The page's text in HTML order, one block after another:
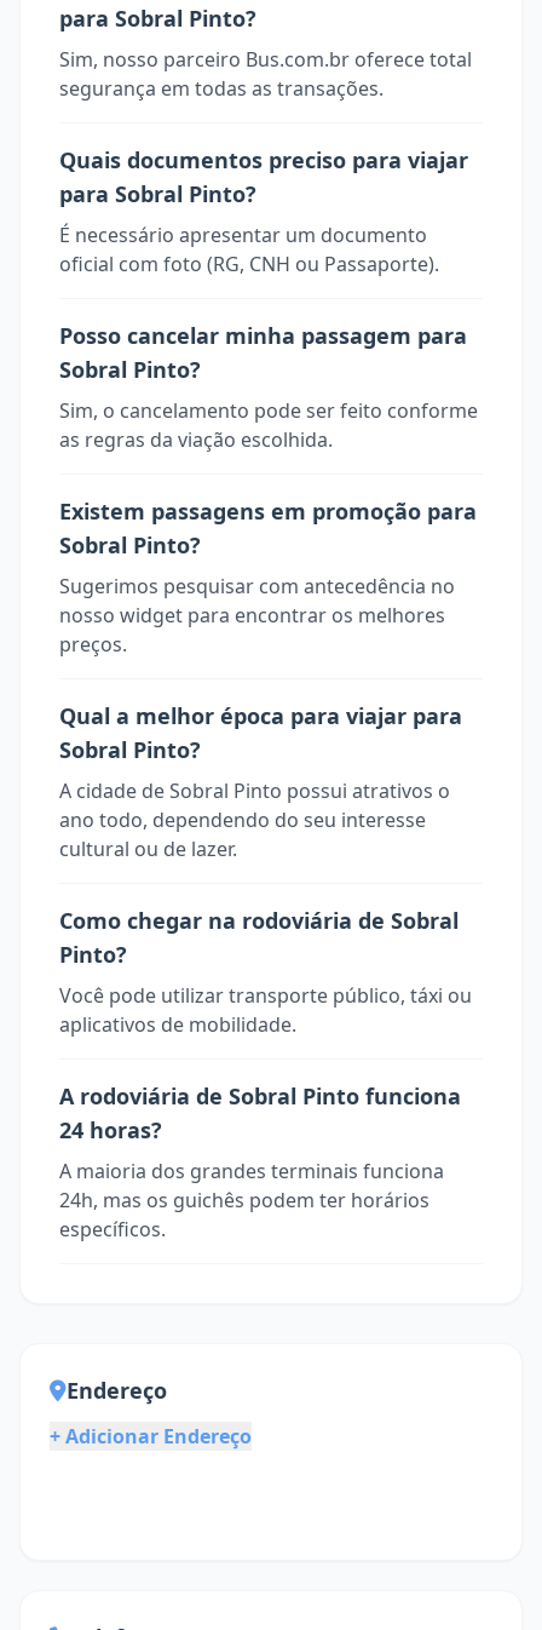
para Sobral Pinto?
Sim, nosso parceiro Bus.com.br oferece total
segurança em todas as transações.
Quais documentos preciso para viajar
para Sobral Pinto?
É necessário apresentar um documento
oficial com foto (RG, CNH ou Passaporte).
Posso cancelar minha passagem para
Sobral Pinto?
Sim, o cancelamento pode ser feito conforme
as regras da viação escolhida.
Existem passagens em promoção para
Sobral Pinto?
Sugerimos pesquisar com antecedência no
nosso widget para encontrar os melhores
preços.
Qual a melhor época para viajar para
Sobral Pinto?
A cidade de Sobral Pinto possui atrativos o
ano todo, dependendo do seu interesse
cultural ou de lazer.
Como chegar na rodoviária de Sobral
Pinto?
Você pode utilizar transporte público, táxi ou
aplicativos de mobilidade.
A rodoviária de Sobral Pinto funciona
24 horas?
A maioria dos grandes terminais funciona
24h, mas os guichês podem ter horários
específicos.
Endereço
+ Adicionar Endereço